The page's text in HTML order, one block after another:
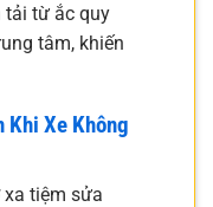
tải từ ắc quy
tâm, khiến
Khi Xe Không
tiệm sửa